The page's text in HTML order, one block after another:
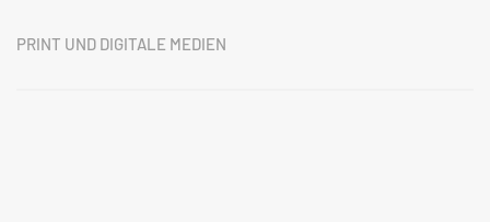
PRINT UND DIGITALE MEDIEN